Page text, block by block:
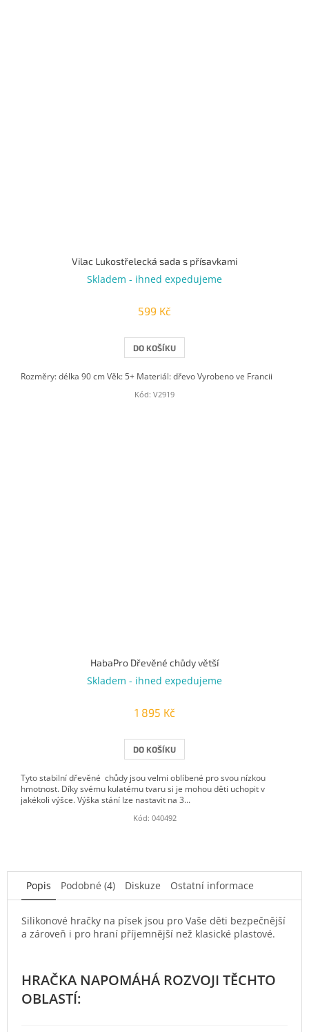
Vilac Lukostřelecká sada s přísavkami
Skladem - ihned expedujeme
599 Kč
DO KOŠÍKU
Rozměry: délka 90 cm Věk: 5+ Materiál: dřevo Vyrobeno ve Francii
Kód: V2919
HabaPro Dřevěné chůdy větší
Skladem - ihned expedujeme
1 895 Kč
DO KOŠÍKU
Tyto stabilní dřevěné chůdy jsou velmi oblíbené pro svou nízkou
hmotnost. Díky svému kulatému tvaru si je mohou děti uchopit v
jakékoli výšce. Výška stání lze nastavit na 3...
Kód: 040492
Popis Podobné (4) Diskuze Ostatní informace
Silikonové hračky na písek jsou pro Vaše děti bezpečnější
a zároveň i pro hraní příjemnější než klasické plastové.